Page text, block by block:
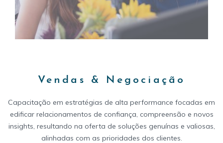
Vendas & Negociação
Capacitação em estratégias de alta performance focadas em
edificar relacionamentos de confiança, compreensão e novos
insights, resultando na oferta de soluções genuínas e valiosas,
alinhadas com as prioridades dos clientes.